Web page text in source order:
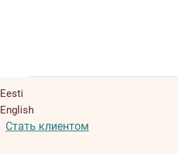
Eesti
English
Стать клиентом